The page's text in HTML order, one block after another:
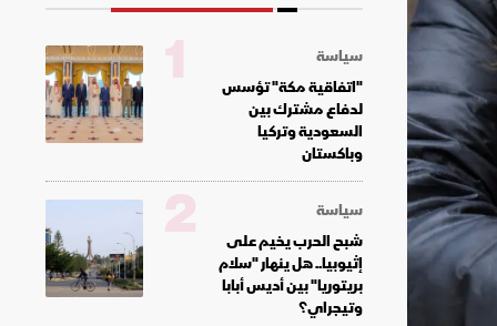
سياسة
"اتفاقية مكة" تؤسس
لدفاع مشترك بين
السعودية وتركيا
وباكستان
1
سياسة
شبح الحرب يخيم على
إثيوبيا.. هل ينهار "سلام
بريتوريا" بين أديس أبابا
وتيجراي؟
2